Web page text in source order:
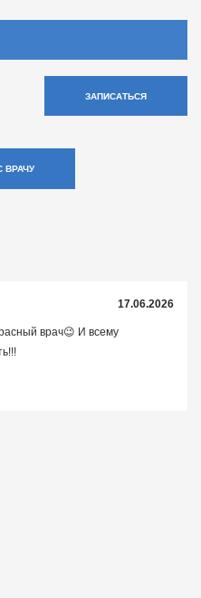
ЗАПИСАТЬСЯ
ВРАЧУ
17.06.2026
врач😉 И всему